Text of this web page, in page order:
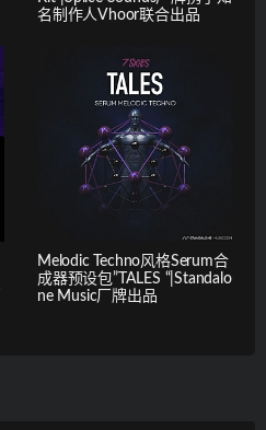
名制作人Vhoor联合出品
Melodic Techno风格Serum合
成器预设包”TALES “|Standalo
ne Music厂牌出品